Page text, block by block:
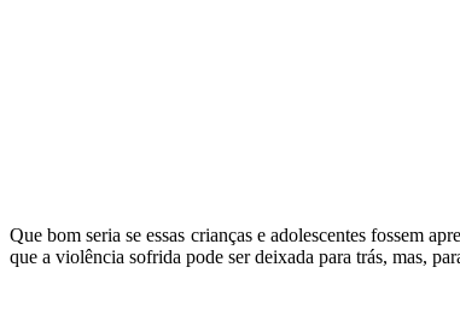
Que bom seria se essas crianças e adolescentes fossem
que a violência sofrida pode ser deixada para trás, mas,